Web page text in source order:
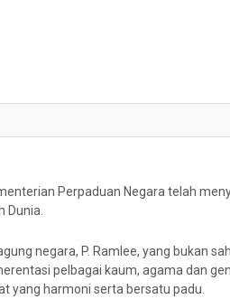
Perpaduan Negara telah
Dunia.
negara, P. Ramlee, yang bukan
pelbagai kaum, agama dan
yang harmoni serta bersatu padu.